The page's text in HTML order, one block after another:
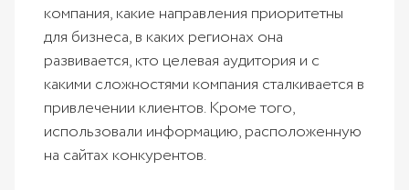
компания, какие направления приоритетны
для бизнеса, в каких регионах она
развивается, кто целевая аудитория и с
какими сложностями компания сталкивается в
привлечении клиентов. Кроме того,
использовали информацию, расположенную
на сайтах конкурентов.